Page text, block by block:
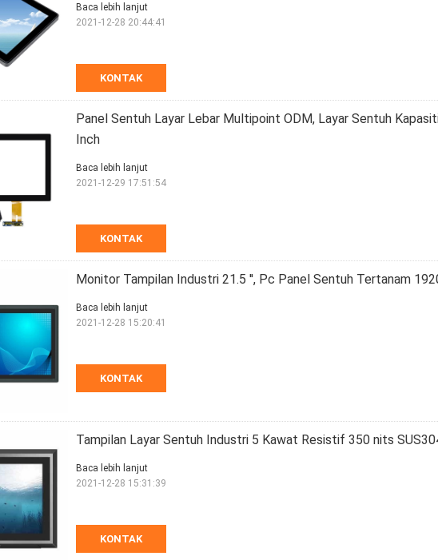
KONTAK
Baca lebih lanjut
2021-12-28 20:44:41
Panel Sentuh Layar Lebar Multipoint ODM, Layar Sentuh
Inch
KONTAK
Baca lebih lanjut
2021-12-29 17:51:54
Monitor Tampilan Industri 21.5 '', Pc Panel Sentuh Tertanam
KONTAK
Baca lebih lanjut
2021-12-28 15:20:41
Tampilan Layar Sentuh Industri 5 Kawat Resistif 350 nits
KONTAK
Baca lebih lanjut
2021-12-28 15:31:39